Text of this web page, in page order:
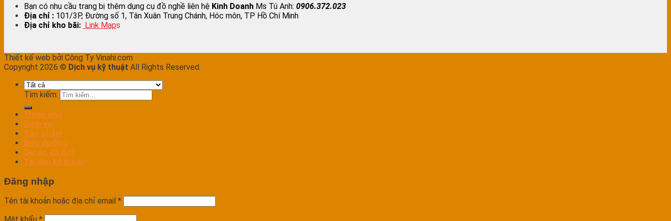
Bạn có nhu cầu trang bị thêm dụng cụ đồ nghề liên hệ Kinh Doanh Ms Tú Anh: 0906.372.023
Địa chỉ : 101/3P, Đường số 1, Tân Xuân Trung Chánh, Hóc môn, TP Hồ Chí Minh
Địa chỉ kho bãi: Link Maps
Thiết kế web bởi Công Ty Vinahi.com
Copyright 2026 © Dịch vụ kỹ thuật All Rights Reserved.
Tìm kiếm:
Trang chủ
Dịch vụ
Sản phẩm
Bảo dưỡng
Dự án đã làm
Tài liệu kỹ thuật
Đăng nhập
Tên tài khoản hoặc địa chỉ email *